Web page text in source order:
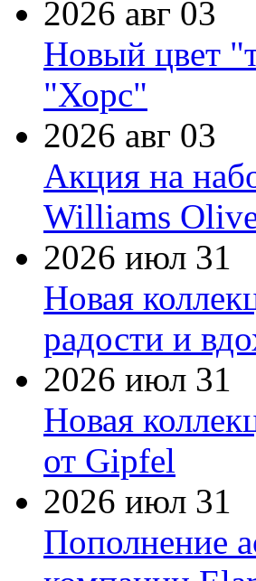
2026 авг 03
Новый цвет
"Хорс"
2026 авг 03
Акция на
Williams
2026 июл 31
Новая
радости и
2026 июл 31
Новая
от Gipfel
2026 июл 31
Пополнение